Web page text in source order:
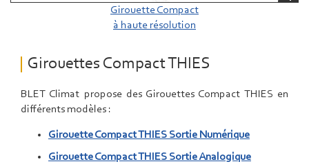
Girouette Compact
à haute résolution
Girouettes Compact THIES
BLET Climat propose des Girouettes Compact THIES en
différents modèles :
Girouette Compact THIES Sortie Numérique
Girouette Compact THIES Sortie Analogique